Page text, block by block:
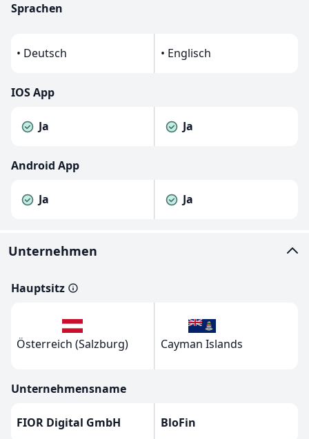
Sprachen
• Deutsch • Englisch
IOS App
Ja Ja
Android App
Ja Ja
Unternehmen
Hauptsitz
Österreich (Salzburg) Cayman Islands
Unternehmensname
FIOR Digital GmbH BloFin